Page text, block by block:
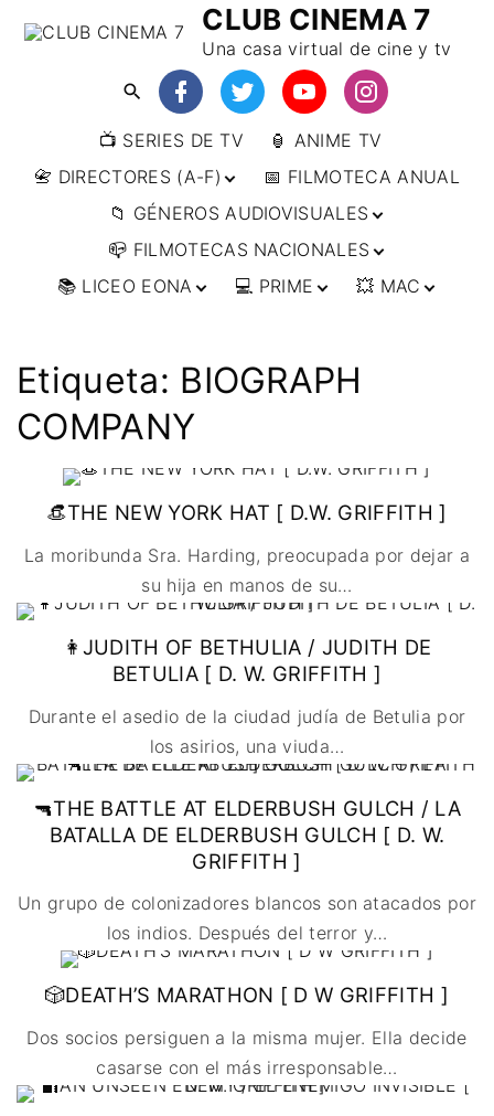
CLUB CINEMA 7
Una casa virtual de cine y tv
📺 SERIES DE TV
🏮 ANIME TV
📇 DIRECTORES (A-F)
📇 DIRECTORES (F-L)
📇 DIRECTORES (L-
W)
📅 FILMOTECA ANUAL
📁 GÉNEROS AUDIOVISUALES
🔴ANIMACIÓN
🔴ARTES MARCIALES
🔴CINE DOCUMENTAL
🔴CINE NEGRO / CRIMEN /
ESPIONAJE
🔴COMEDIA
🔴DRAMA
🔴EXPERIMENTOS
🔴FANTÁSTICO
🔴TERROR
📪 FILMOTECAS NACIONALES
🌍 AFRICA
🇧🇷 BRASIL
🇲🇽 MÉXICO
🇺🇾 URUGUAY
🇮🇳 INDIA
🌍 EUROPA
🇧🇪 BÉLGICA
🇫🇷 FRANCIA
🇮🇹 ITALIA
🇬🇧 REINO UNIDO
🇷🇸 SERBIA​
🇸🇪 SUECIA
🌏 OCEANIA
📚 LICEO EONA
🎒 TALLERES
ONLINE
🎞️ FILM DOCTOR
👨‍🎨 IMAGEN &
VIDEO
🖥️ SERVICIOS DE
🌐 DISEÑO WEB
📧 CONTACTO
💻 PRIME
📀
IMPRESCINDIBLES
💥 MAC
Etiqueta: BIOGRAPH
COMPANY
👒THE NEW YORK HAT [ D.W. GRIFFITH ]
La moribunda Sra. Harding, preocupada por dejar a
su hija en manos de su…
👩JUDITH OF BETHULIA / JUDITH DE
BETULIA [ D. W. GRIFFITH ]
Durante el asedio de la ciudad judía de Betulia por
los asirios, una viuda…
🔫THE BATTLE AT ELDERBUSH GULCH / LA
BATALLA DE ELDERBUSH GULCH [ D. W.
GRIFFITH ]
Un grupo de colonizadores blancos son atacados por
los indios. Después del terror y…
🎲DEATH’S MARATHON [ D W GRIFFITH ]
Dos socios persiguen a la misma mujer. Ella decide
casarse con el más irresponsable…